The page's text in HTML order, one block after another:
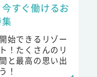
すぐ働けるお
始できるリゾー
！たくさんのリ
と最高の思い出
！